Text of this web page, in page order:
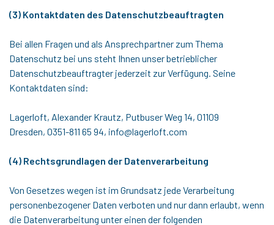
(3) Kontaktdaten des Datenschutzbeauftragten
Bei allen Fragen und als Ansprechpartner zum Thema
Datenschutz bei uns steht Ihnen unser betrieblicher
Datenschutzbeauftragter jederzeit zur Verfügung. Seine
Kontaktdaten sind:
Lagerloft, Alexander Krautz, Putbuser Weg 14, 01109
Dresden, 0351-811 65 94, info@lagerloft.com
(4) Rechtsgrundlagen der Datenverarbeitung
Von Gesetzes wegen ist im Grundsatz jede Verarbeitung
personenbezogener Daten verboten und nur dann erlaubt, wenn
die Datenverarbeitung unter einen der folgenden